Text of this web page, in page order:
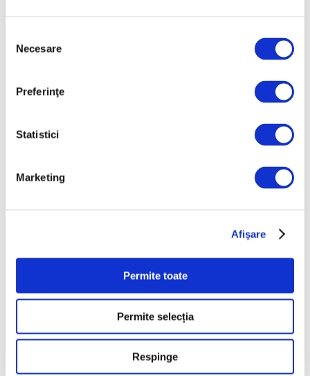
consimțământului
Necesare
Preferinţe
Statistici
Marketing
Afişare
Permite toate
Permite selecția
Respinge
6 August 2026
de artă ale Academiei Române
6 August 2026
Articole recente